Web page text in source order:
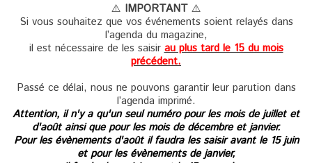
⚠️ IMPORTANT⚠️
Si vous souhaitez que vos événements soient relayés dans
l’agenda du magazine,
il est nécessaire de les saisir au plus tard le 15 du mois
précédent.
Passé ce délai, nous ne pouvons garantir leur parution dans
l’agenda imprimé.
Attention, il n'y a qu'un seul numéro pour les mois de juillet et
d'août ainsi que pour les mois de décembre et janvier.
Pour les évènements d'août il faudra les saisir avant le 15 juin
et pour les évènements de janvier,